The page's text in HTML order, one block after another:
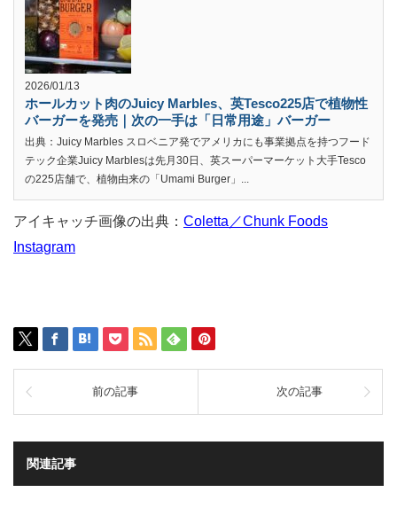
2026/01/13
ホールカット肉のJuicy Marbles、英Tesco225店で植物性
バーガーを発売｜次の一手は「日常用途」バーガー
出典：Juicy Marbles スロベニア発でアメリカにも事業拠点を持つフード
テック企業Juicy Marblesは先月30日、英スーパーマーケット大手Tesco
の225店舗で、植物由来の「Umami Burger」...
アイキャッチ画像の出典： Coletta／Chunk Foods
Instagram
前の記事 次の記事
関連記事